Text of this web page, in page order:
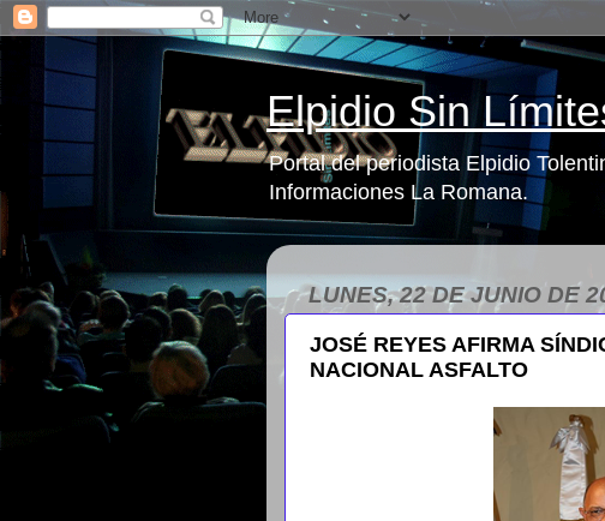
Elpidio Sin
Portal del periodista Elpidio
Informaciones La Romana.
LUNES, 22 DE JUNIO DE
JOSÉ REYES AFIRMA
NACIONAL ASFALTO